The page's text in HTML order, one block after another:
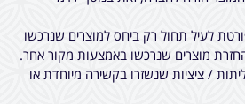
לעיל תחול רק ביחס למוצרים שנרכשו
מוצרים שנרכשו באמצעות מקור אחר.
/ ציציות שנשזרו בקשירה מיוחדת או